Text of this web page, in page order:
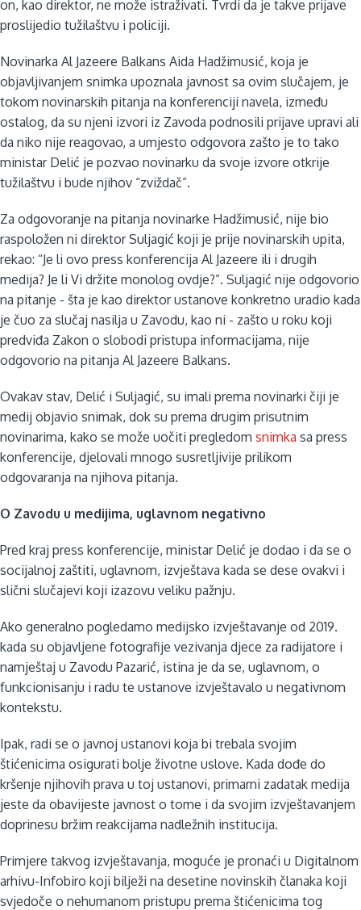
on, kao direktor, ne može istraživati. Tvrdi da je takve prijave
proslijedio tužilaštvu i policiji.
Novinarka Al Jazeere Balkans Aida Hadžimusić, koja je
objavljivanjem snimka upoznala javnost sa ovim slučajem, je
tokom novinarskih pitanja na konferenciji navela, između
ostalog, da su njeni izvori iz Zavoda podnosili prijave upravi ali
da niko nije reagovao, a umjesto odgovora zašto je to tako
ministar Delić je pozvao novinarku da svoje izvore otkrije
tužilaštvu i bude njihov “zviždač”.
Za odgovoranje na pitanja novinarke Hadžimusić, nije bio
raspoložen ni direktor Suljagić koji je prije novinarskih upita,
rekao: “Je li ovo press konferencija Al Jazeere ili i drugih
medija? Je li Vi držite monolog ovdje?”. Suljagić nije odgovorio
na pitanje - šta je kao direktor ustanove konkretno uradio kada
je čuo za slučaj nasilja u Zavodu, kao ni - zašto u roku koji
predviđa Zakon o slobodi pristupa informacijama, nije
odgovorio na pitanja Al Jazeere Balkans.
Ovakav stav, Delić i Suljagić, su imali prema novinarki čiji je
medij objavio snimak, dok su prema drugim prisutnim
novinarima, kako se može uočiti pregledom snimka sa press
konferencije, djelovali mnogo susretljivije prilikom
odgovaranja na njihova pitanja.
O Zavodu u medijima, uglavnom negativno
Pred kraj press konferencije, ministar Delić je dodao i da se o
socijalnoj zaštiti, uglavnom, izvještava kada se dese ovakvi i
slični slučajevi koji izazovu veliku pažnju.
Ako generalno pogledamo medijsko izvještavanje od 2019.
kada su objavljene fotografije vezivanja djece za radijatore i
namještaj u Zavodu Pazarić, istina je da se, uglavnom, o
funkcionisanju i radu te ustanove izvještavalo u negativnom
kontekstu.
Ipak, radi se o javnoj ustanovi koja bi trebala svojim
štićenicima osigurati bolje životne uslove. Kada dođe do
kršenje njihovih prava u toj ustanovi, primarni zadatak medija
jeste da obavijeste javnost o tome i da svojim izvještavanjem
doprinesu bržim reakcijama nadležnih institucija.
Primjere takvog izvještavanja, moguće je pronaći u Digitalnom
arhivu-Infobiro koji bilježi na desetine novinskih članaka koji
svjedoče o nehumanom pristupu prema štićenicima tog